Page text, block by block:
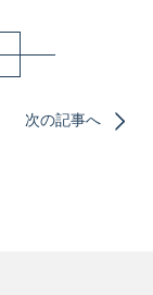
次の記事へ